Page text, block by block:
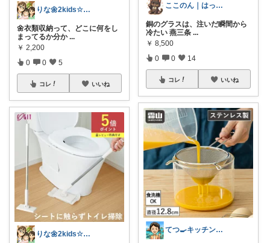
りな🌼2kids☆毎日をちょっと快適に
🌼衣類収納って、どこに何をし
まってるか分か ...
￥ 2,200
0 0 5
コレ いいね
りな🌼2kids☆毎日をちょっと快適に
ここのん｜はっぴいライフ💓
銅のグラスは、注いだ瞬間から
冷たい 燕三条 ...
￥ 8,500
0 0 14
コレ いいね
てつ🍳キッチンアイテム｜アイコン変更